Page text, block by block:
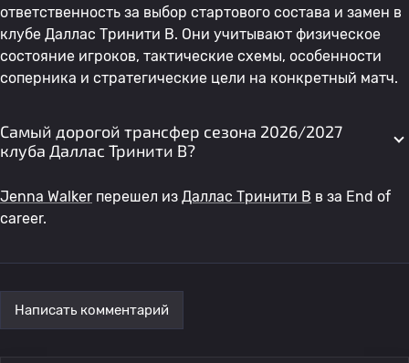
ответственность за выбор стартового состава и замен в
клубе Даллас Тринити В. Они учитывают физическое
состояние игроков, тактические схемы, особенности
соперника и стратегические цели на конкретный матч.
Самый дорогой трансфер сезона 2026/2027
клуба Даллас Тринити В?
Jenna Walker перешел из Даллас Тринити В в за End of
career.
Написать комментарий